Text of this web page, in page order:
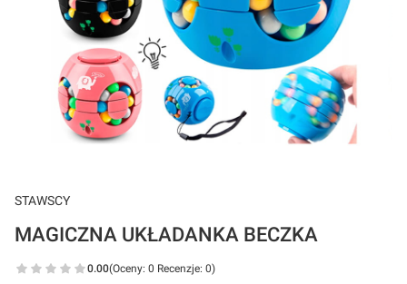
STAWSCY
MAGICZNA UKŁADANKA BECZKA
0.00(Oceny: 0 Recenzje: 0)